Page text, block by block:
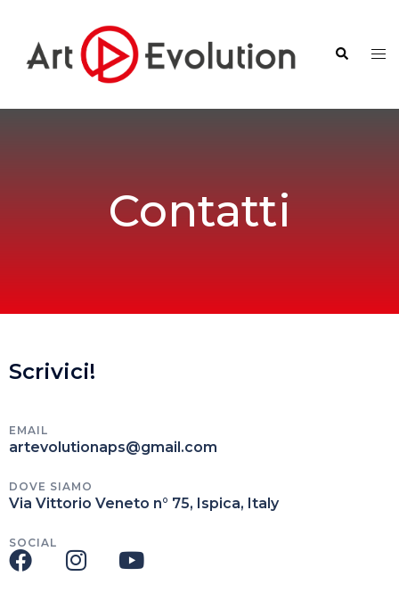
Contatti
Scrivici!
EMAIL
artevolutionaps@gmail.com
DOVE SIAMO
Via Vittorio Veneto n° 75, Ispica, Italy
SOCIAL